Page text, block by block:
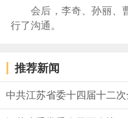
会后，李奇、孙丽、
行了沟通。
推荐新闻
中共江苏省委十四届十二